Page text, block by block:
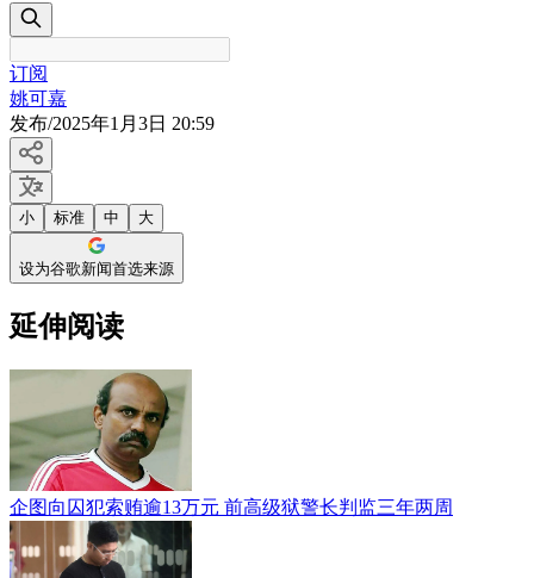
订阅
姚可嘉
发布/2025年1月3日 20:59
小 标准 中 大
设为谷歌新闻首选来源
延伸阅读
企图向囚犯索贿逾13万元 前高级狱警长判监三年两周